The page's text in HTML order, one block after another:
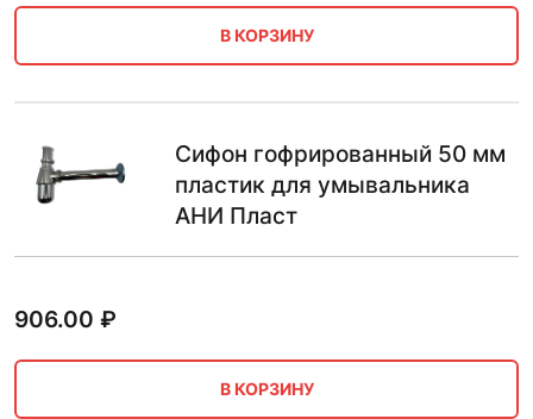
В КОРЗИНУ
Сифон гофрированный 50 мм
пластик для умывальника
АНИ Пласт
906.00 ₽
В КОРЗИНУ